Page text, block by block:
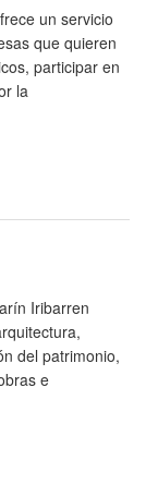
un servicio
que quieren
participar en
la
Iribarren
del patrimonio,
e